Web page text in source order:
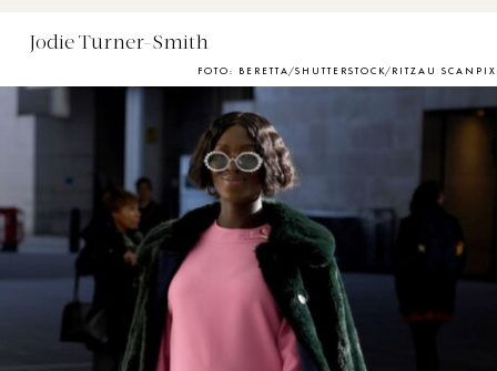
Jodie Turner-Smith
FOTO: BERETTA/SHUTTERSTOCK/RITZAU SCANPIX